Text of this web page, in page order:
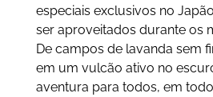
especiais exclusivos no
ser aproveitados durante os
De campos de lavanda sem
em um vulcão ativo no
aventura para todos, em